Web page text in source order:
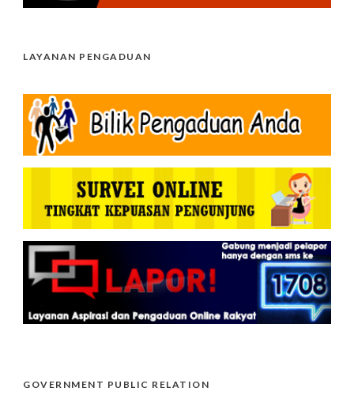
LAYANAN PENGADUAN
GOVERNMENT PUBLIC RELATION